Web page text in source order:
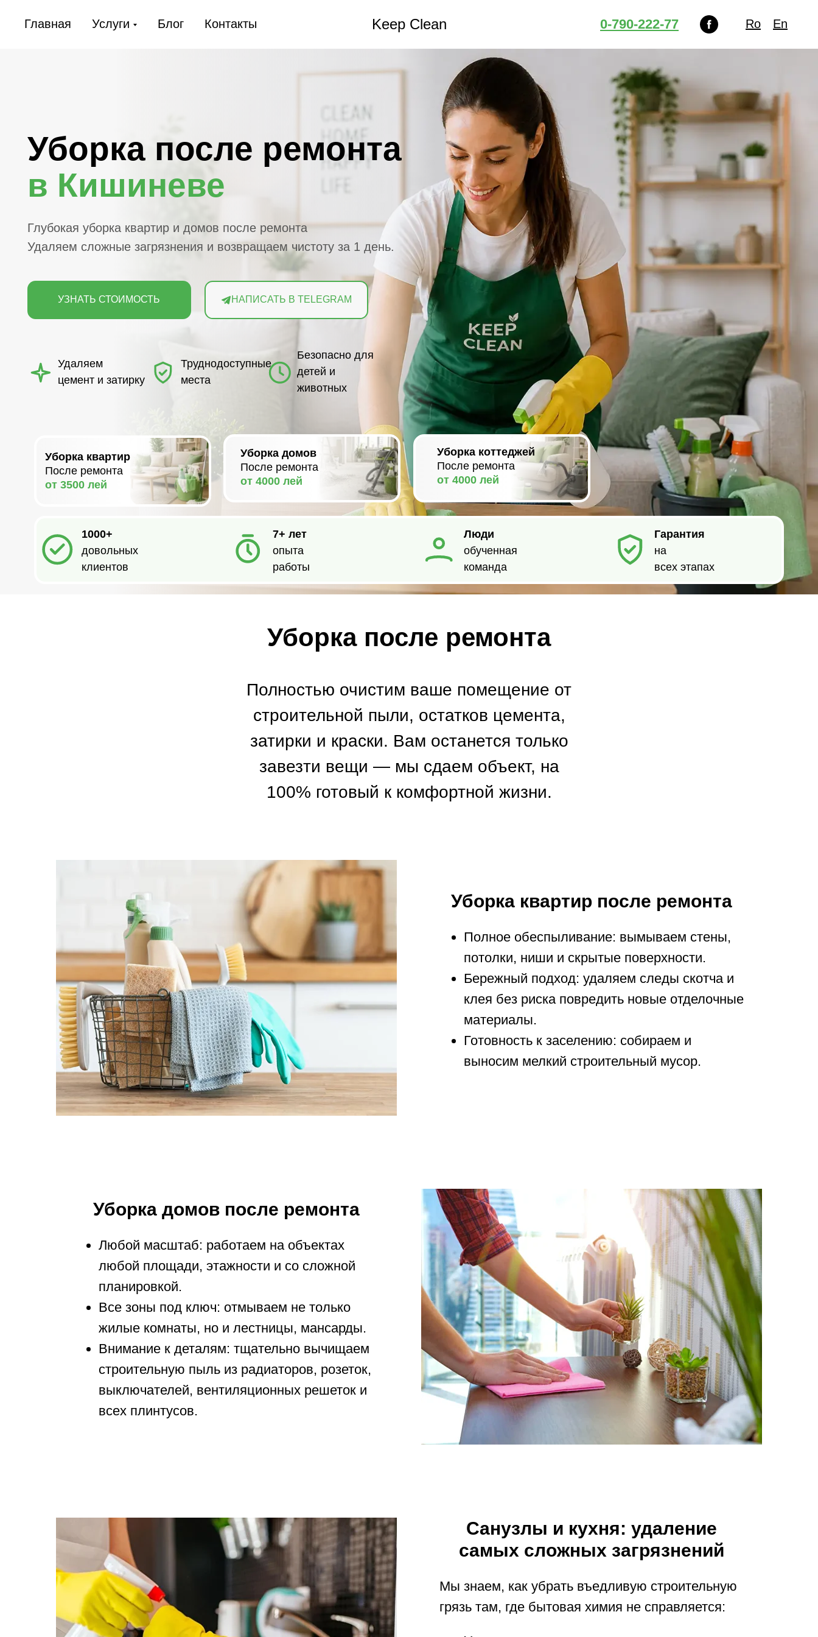
Keep Clean
Главная Услуги Блог Контакты 0-790-222-77 Ro En
Уборка после ремонта
в Кишиневе
Удаляем сложные загрязнения и возвращаем чистоту за 1 день.
После ремонта
от 4000 лей
Уборка коттеджей
После ремонта
от 4000 лей
Безопасно для
Люди
обученная
команда
7+ лет
работы
1000+
довольных
Гарантия
на
всех этапах
Уборка после ремонта
Полностью очистим ваше помещение от
строительной пыли, остатков цемента,
затирки и краски. Вам останется только
завезти вещи — мы сдаем объект, на
100% готовый к комфортной жизни.
Уборка квартир после ремонта
Полное обеспыливание: вымываем стены,
потолки, ниши и скрытые поверхности.
Бережный подход: удаляем следы скотча и
клея без риска повредить новые отделочные
материалы.
Готовность к заселению: собираем и
выносим мелкий строительный мусор.
Уборка домов после ремонта
Любой масштаб: работаем на объектах
любой площади, этажности и со сложной
планировкой.
Все зоны под ключ: отмываем не только
жилые комнаты, но и лестницы, мансарды.
Внимание к деталям: тщательно вычищаем
строительную пыль из радиаторов, розеток,
выключателей, вентиляционных решеток и
всех плинтусов.
Санузлы и кухня: удаление
самых сложных загрязнений
Мы знаем, как убрать въедливую строительную
грязь там, где бытовая химия не справляется: